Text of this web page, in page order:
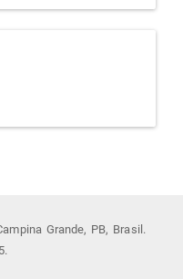
Grande, PB, Brasil.